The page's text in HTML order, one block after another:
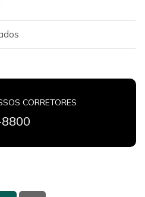
CORRETORES